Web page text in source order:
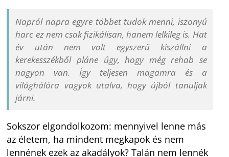
Napról napra egyre többet tudok menni, iszonyú
harc ez nem csak fizikálisan, hanem lelkileg is. Hat
év után nem volt egyszerű kiszállni a
kerekesszékből pláne úgy, hogy még rehab se
nagyon van. Így teljesen magamra és a
világhálóra vagyok utalva, hogy újból tanuljak
járni.
Sokszor elgondolkozom: mennyivel lenne más
az életem, ha mindent megkapok és nem
lennének ezek az akadályok? Talán nem lennék